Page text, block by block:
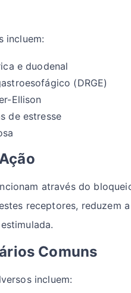
incluem:
e duodenal
(DRGE)
Ellison
de estresse
através do
receptores, reduzem
Comuns
incluem: